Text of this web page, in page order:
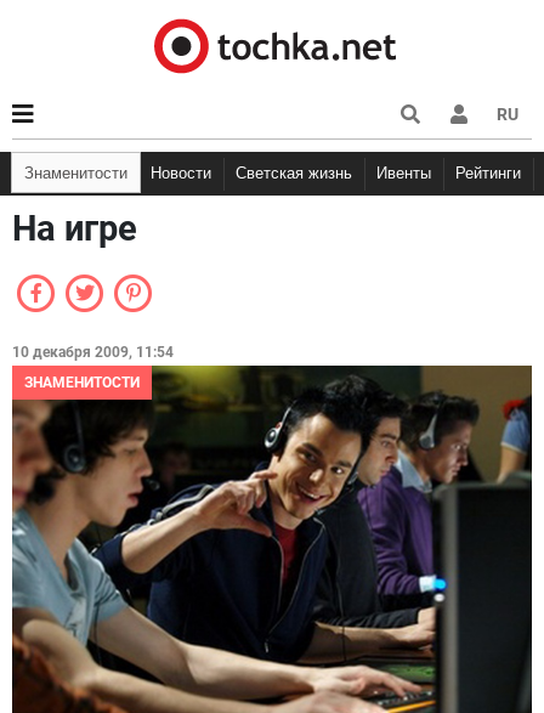
RU
Знаменитости Новости Светская жизнь Ивенты Рейтинги
На игре
10 декабря 2009, 11:54
ЗНАМЕНИТОСТИ